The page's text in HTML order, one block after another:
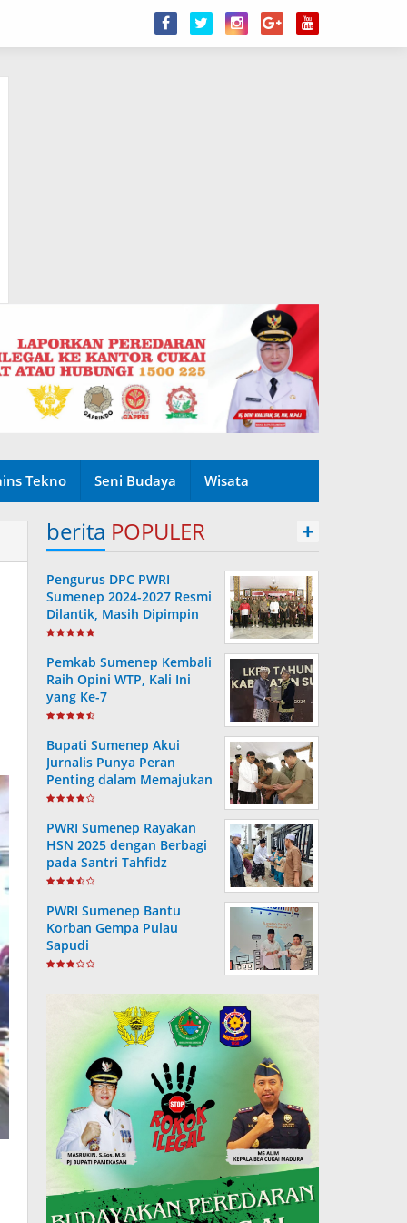
Tekno Seni Budaya Wisata
berita POPULER +
Pengurus DPC PWRI
Sumenep 2024-2027 Resmi
Dilantik, Masih Dipimpin
Rusydiyono
Pemkab Sumenep Kembali
Raih Opini WTP, Kali Ini
yang Ke-7
Bupati Sumenep Akui
Jurnalis Punya Peran
Penting dalam Memajukan
Daerah
PWRI Sumenep Rayakan
HSN 2025 dengan Berbagi
pada Santri Tahfidz
PWRI Sumenep Bantu
Korban Gempa Pulau
Sapudi